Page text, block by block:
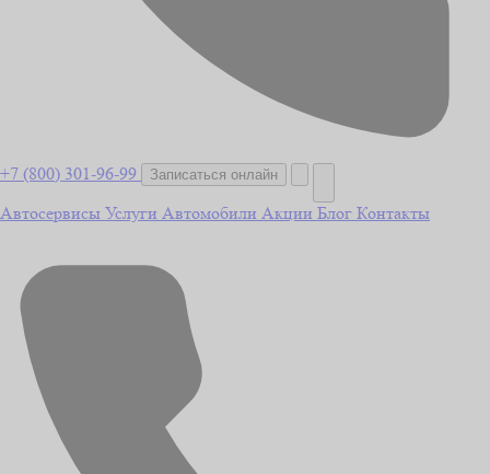
+7 (800) 301-96-99 Записаться онлайн
Автосервисы Услуги Автомобили Акции Блог Контакты